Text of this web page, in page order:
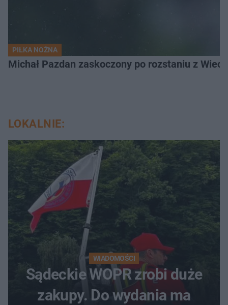
PIŁKA NOŻNA
Michał Pazdan zaskoczony po rozstaniu z
LOKALNIE:
WIADOMOŚCI
Sądeckie WOPR zrobi duże
zakupy. Do wydania ma